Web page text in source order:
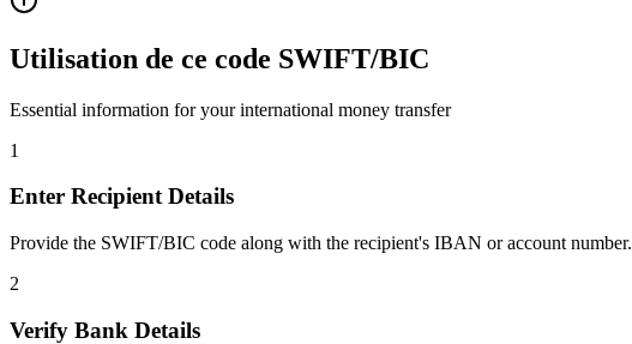
Utilisation de ce code SWIFT/BIC
Essential information for your international money transfer
1
Enter Recipient Details
Provide the SWIFT/BIC code along with the recipient's IBAN or account number.
2
Verify Bank Details